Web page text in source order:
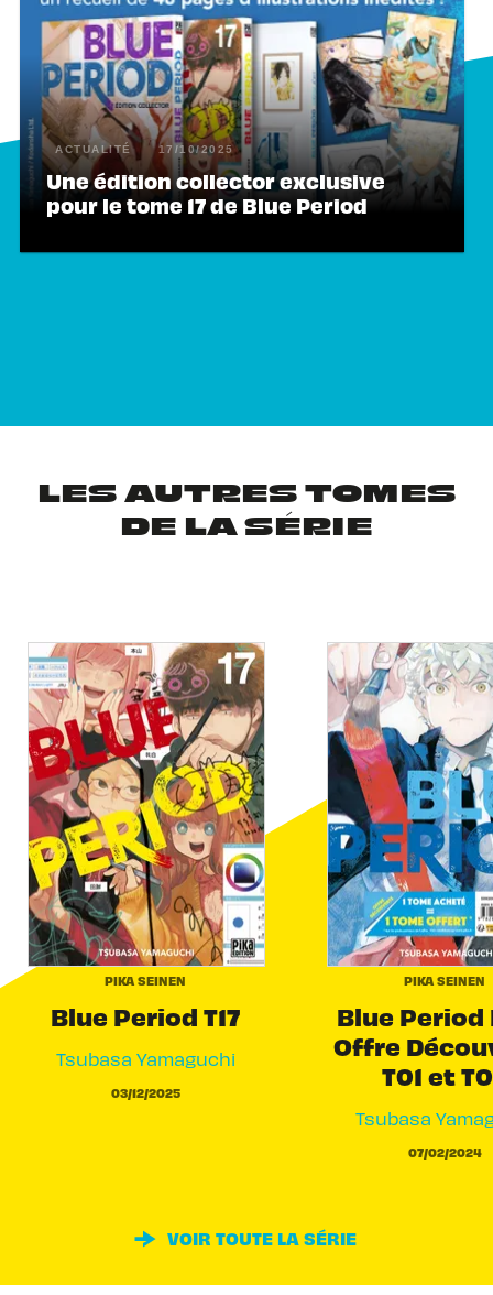
ACTUALITÉ 17/10/2025
Une édition collector exclusive
pour le tome 17 de Blue Period
LES AUTRES TOMES
DE LA SÉRIE
PIKA SEINEN
Blue Period T17
Tsubasa Yamaguchi
03/12/2025
PIKA SEINEN
Blue Period
Offre
T01 et
Tsubasa
07/02/2024
VOIR TOUTE LA SÉRIE